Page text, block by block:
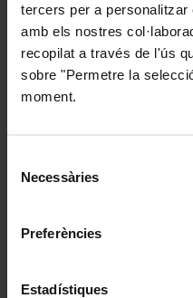
tercers per a
amb els nostres
recopilat a través de l'ús
sobre "Permetre la
moment.
Necessàries
Preferències
Estadístiques